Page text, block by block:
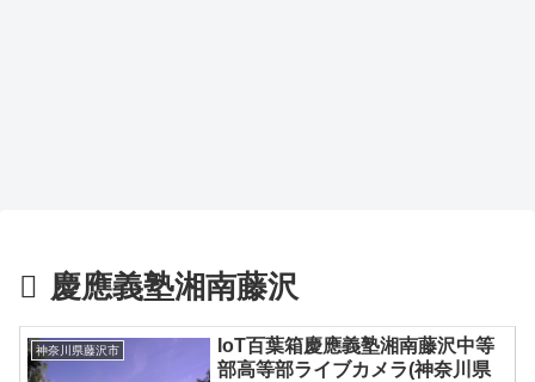
慶應義塾湘南藤沢
神奈川県藤沢市
IoT百葉箱慶應義塾湘南藤沢中等
部高等部ライブカメラ(神奈川県